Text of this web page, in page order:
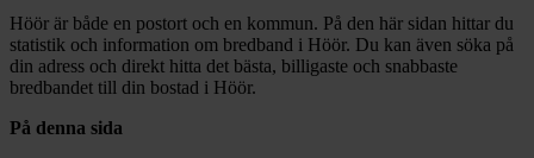
Höör är både en postort och en kommun. På den här sidan hittar du
statistik och information om bredband i Höör. Du kan även söka på
din adress och direkt hitta det bästa, billigaste och snabbaste
bredbandet till din bostad i Höör.
På denna sida